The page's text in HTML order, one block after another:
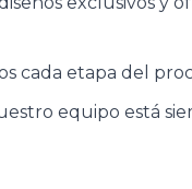
cada etapa del
equipo está